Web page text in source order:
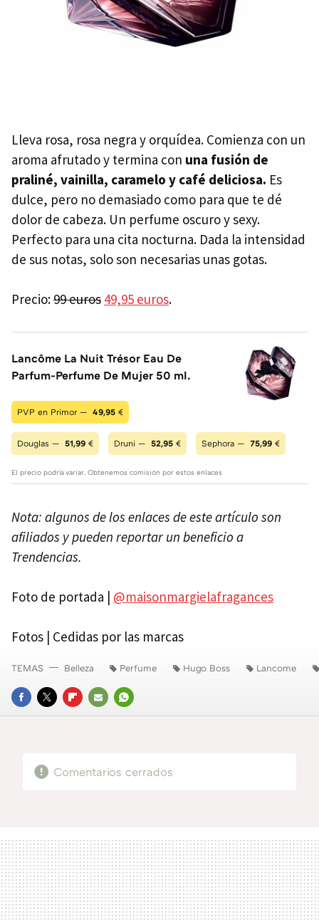
Lleva rosa, rosa negra y orquídea. Comienza con un
aroma afrutado y termina con una fusión de
praliné, vainilla, caramelo y café deliciosa. Es
dulce, pero no demasiado como para que te dé
dolor de cabeza. Un perfume oscuro y sexy.
Perfecto para una cita nocturna. Dada la intensidad
de sus notas, solo son necesarias unas gotas.
Precio:99 euros 49,95 euros.
Lancôme La Nuit Trésor Eau De
Parfum-Perfume De Mujer 50 ml.
PVP en Primor — 49,95 €
Douglas — 51,99 € Druni — 52,95 € Sephora — 75,99 €
El precio podría variar. Obtenemos comisión por estos enlaces
Nota: algunos de los enlaces de este artículo son
afiliados y pueden reportar un beneficio a
Trendencias.
Foto de portada | @maisonmargielafragances
Fotos | Cedidas por las marcas
FACEBOOK
TWITTERFLIPBOARD
E-
WHATSAPP
TEMAS Belleza Perfume Hugo Boss Lancome
Comentarios cerrados